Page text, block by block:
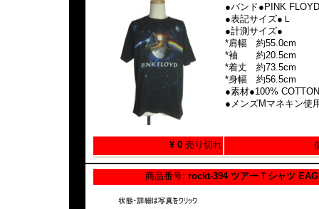
●バンド●PINK FLOYD
●表記サイズ●Ｌ
●計測サイズ●
*肩幅 約55.0cm
*袖 約20.5cm
*着丈 約73.5cm
*身幅 約56.5cm
●素材●100% COTTON
●メンズMマネキン使
¥ 0 売り切れ
商品番号: rockt-394 ツアーＴシャツ